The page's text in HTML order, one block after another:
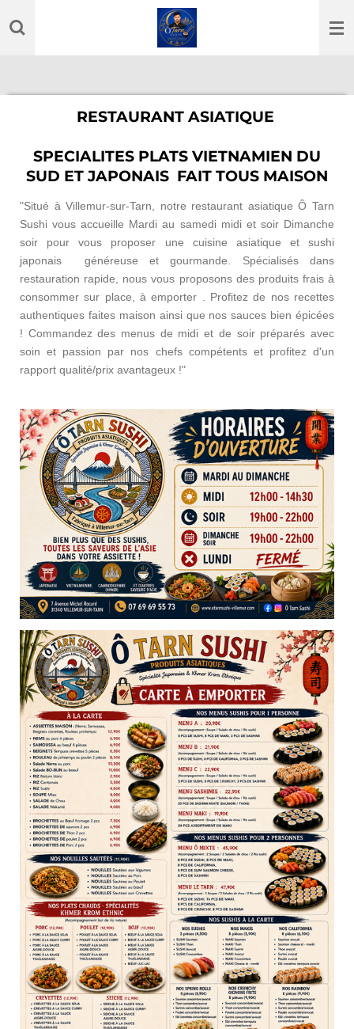
au
RESTAURANT ASIATIQUE
SPECIALITES PLATS VIETNAMIEN DU
SUD ET JAPONAIS FAIT TOUS MAISON
"Situé à Villemur-sur-Tarn, notre restaurant asiatique Ô Tarn
Sushi vous accueille Mardi au samedi midi et soir Dimanche
soir pour vous proposer une cuisine asiatique et sushi
japonais généreuse et gourmande. Spécialisés dans
restauration rapide, nous vous proposons des produits frais à
consommer sur place, à emporter . Profitez de nos recettes
authentiques faites maison ainsi que nos sauces bien épicées
! Commandez des menus de midi et de soir préparés avec
soin et passion par nos chefs compétents et profitez d'un
rapport qualité/prix avantageux !"